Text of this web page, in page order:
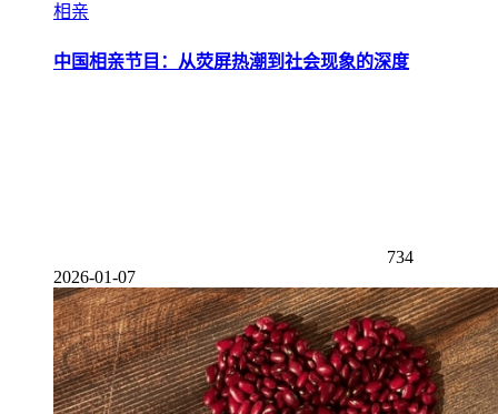
相亲
中国相亲节目：从荧屏热潮到社会现象的深度
734
2026-01-07